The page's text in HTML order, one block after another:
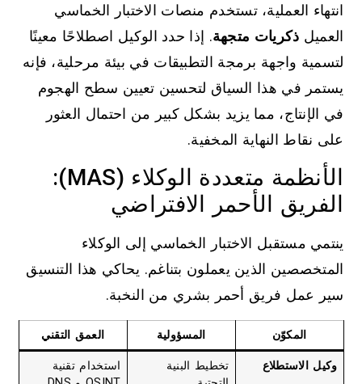
انتهاء العملية، تستخدم منصات الاختبار الخماسي
العميل ذكريات متجهة. إذا حدد الوكيل اصطلاحًا معينًا
لتسمية واجهة برمجة التطبيقات في بيئة مرحلية، فإنه
يستمر في هذا السياق لتحسين تعيين سطح الهجوم
في الإنتاج، مما يزيد بشكل كبير من احتمال العثور
على نقاط النهاية المخفية.
الأنظمة متعددة الوكلاء (MAS):
الفريق الأحمر الافتراضي
ينتمي مستقبل الاختبار الخماسي إلى الوكلاء
المتخصصين الذين يعملون بتناغم. يحاكي هذا التنسيق
سير عمل فريق أحمر بشري من النخبة.
المكوّن المسؤولية العمق التقني
وكيل الاستطلاع
تخطيط البنية
استخدام تقنية